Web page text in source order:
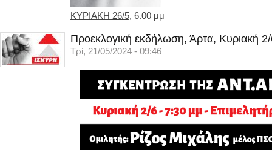
ΚΥΡΙΑΚΗ 26/5, 6.00 μμ
Προεκλογική εκδήλωση, Άρτα, Κυριακή
Τρί, 21/05/2024 - 09:46